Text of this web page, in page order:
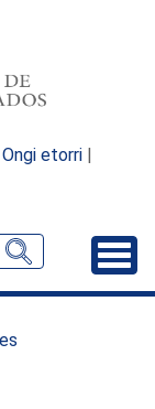
Ongi etorri |